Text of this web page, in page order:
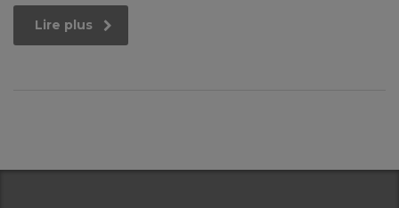
Lire plus